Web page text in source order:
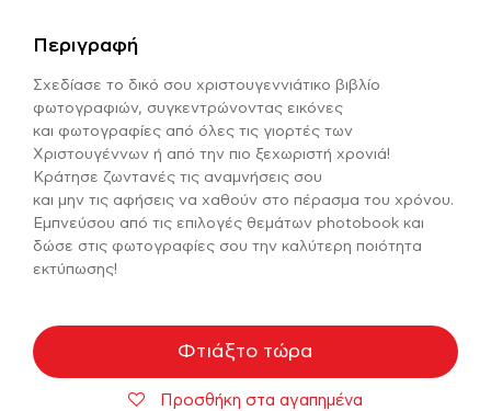
Περιγραφή
Σχεδίασε το δικό σου χριστουγεννιάτικο βιβλίο
φωτογραφιών, συγκεντρώνοντας εικόνες
και φωτογραφίες από όλες τις γιορτές των
Χριστουγέννων ή από την πιο ξεχωριστή χρονιά!
Κράτησε ζωντανές τις αναμνήσεις σου
και μην τις αφήσεις να χαθούν στο πέρασμα του χρόνου.
Εμπνεύσου από τις επιλογές θεμάτων photobook και
δώσε στις φωτογραφίες σου την καλύτερη ποιότητα
εκτύπωσης!
Φτιάξτο τώρα
Προσθήκη στα αγαπημένα